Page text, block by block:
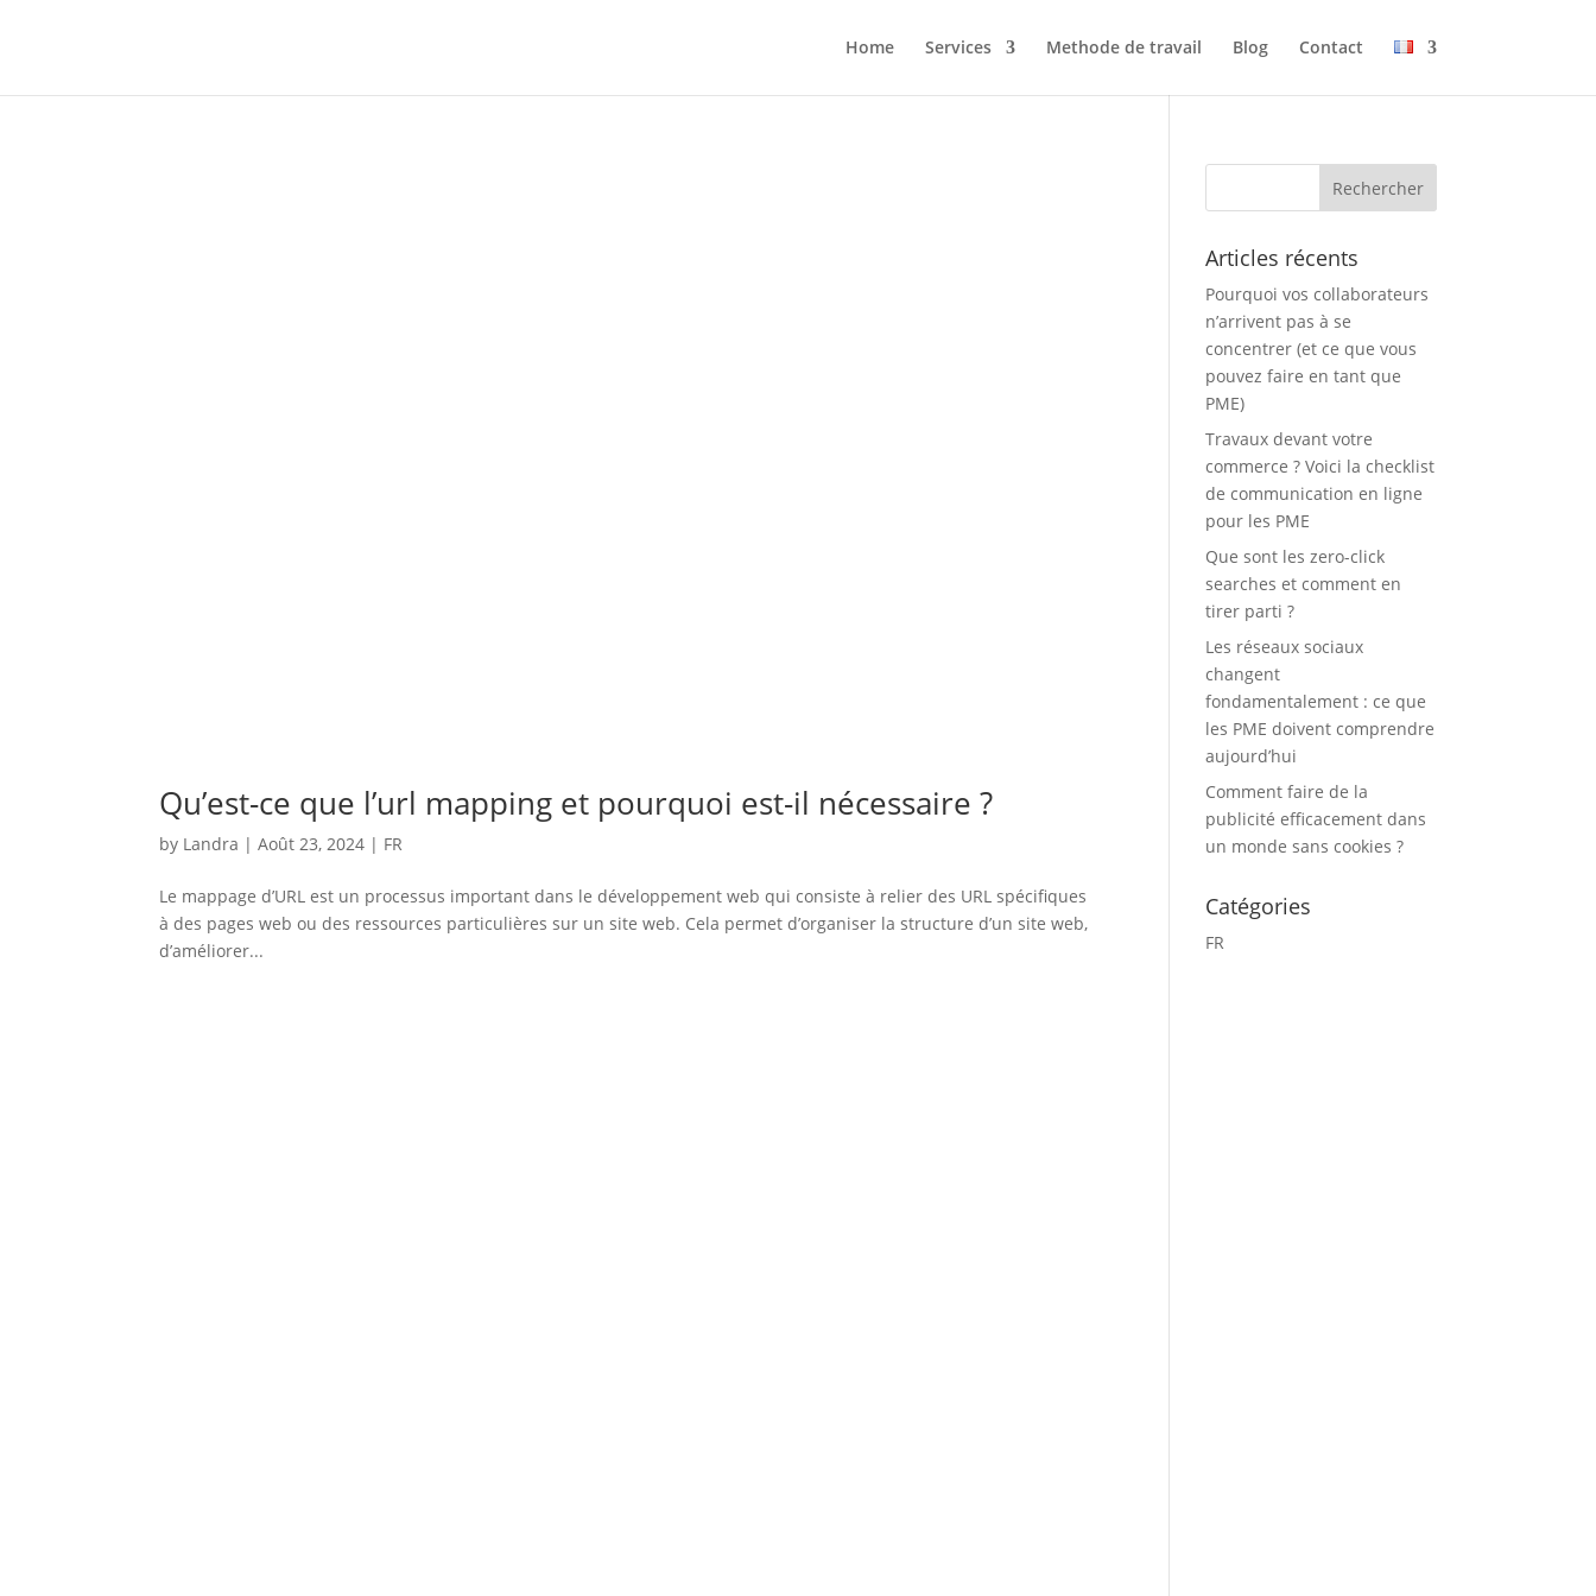
Home Services Methode de travail Blog Contact
Qu’est-ce que l’url mapping et pourquoi est-il nécessaire ?
by Landra |Août 23, 2024 | FR
Le mappage d’URL est un processus important dans le développement web qui consiste à relier des URL spécifiques
à des pages web ou des ressources particulières sur un site web. Cela permet d’organiser la structure d’un site web,
d’améliorer...
Articles récents
Pourquoi vos collaborateurs
n’arrivent pas à se
concentrer (et ce que vous
pouvez faire en tant que
PME)
Travaux devant votre
commerce ? Voici la checklist
de communication en ligne
pour les PME
Que sont les zero-click
searches et comment en
tirer parti ?
Les réseaux sociaux
changent
fondamentalement : ce que
les PME doivent comprendre
aujourd’hui
Comment faire de la
publicité efficacement dans
un monde sans cookies ?
Catégories
FR